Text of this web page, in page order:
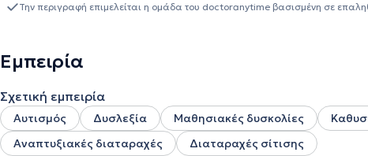
Την περιγραφή επιμελείται η ομάδα του doctoranytime βασισμένη σε
Εμπειρία
Σχετική εμπειρία
Αυτισμός Δυσλεξία Μαθησιακές δυσκολίες
Αναπτυξιακές διαταραχές
Διαταραχές σίτισης